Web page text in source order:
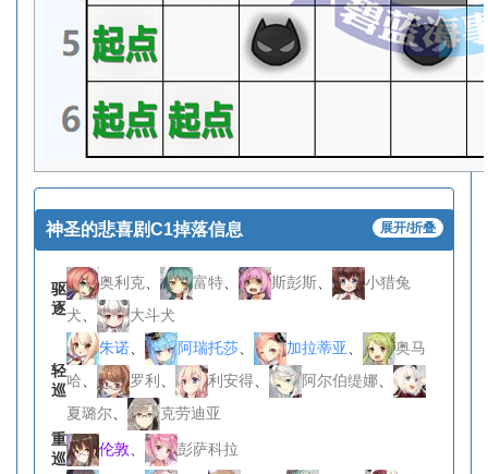
神圣的悲喜剧C1掉落信息 展开/折叠
驱
逐
奥利克 富特 斯彭斯
小猎兔
犬
大斗犬
轻
巡
朱诺 阿瑞托莎 加拉蒂亚
奥马
哈
罗利 利安得 阿尔伯缇娜
夏璐尔
克劳迪亚
重
巡
伦敦 彭萨科拉